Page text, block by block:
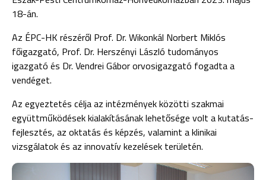
18-án.
Az ÉPC-HK részéről Prof. Dr. Wikonkál Norbert Miklós
főigazgató, Prof. Dr. Herszényi László tudományos
igazgató és Dr. Vendrei Gábor orvosigazgató fogadta a
vendéget.
Az egyeztetés célja az intézmények közötti szakmai
együttműködések kialakításának lehetősége volt a kutatás-
fejlesztés, az oktatás és képzés, valamint a klinikai
vizsgálatok és az innovatív kezelések területén.